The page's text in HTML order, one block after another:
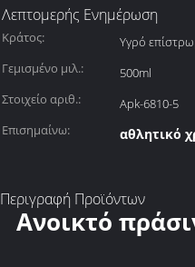
Λεπτομερής Ενημέρωση
Κράτος: Υγρό
Γεμισμένο μιλ.:
500ml
Στοιχείο αριθ.:
Apk-6810-5
Επισημαίνω:
αθλητικό
Περιγραφή Προϊόντων
Ανοικτό